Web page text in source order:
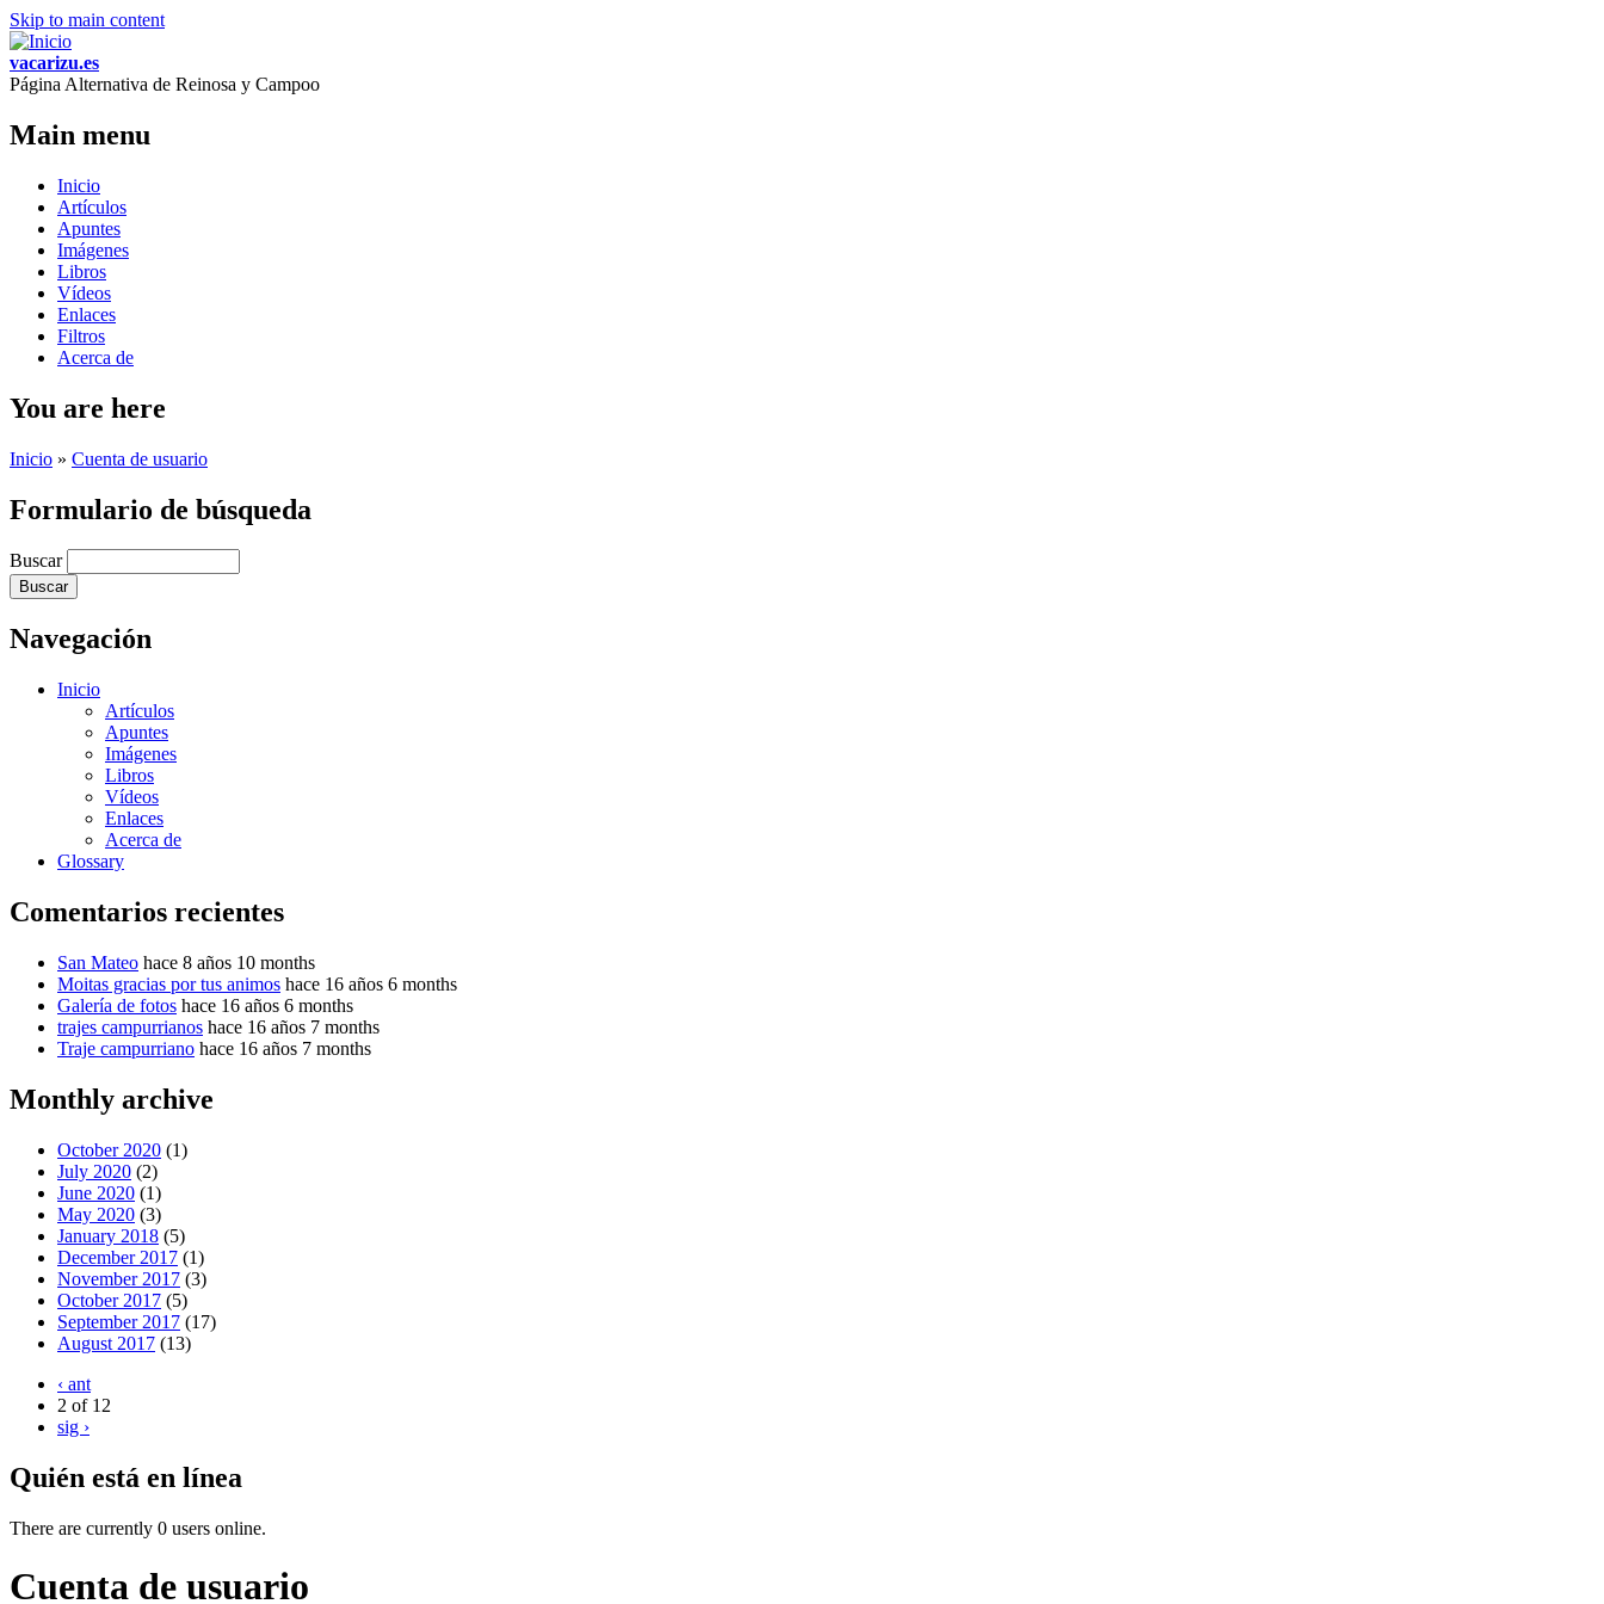
Skip to main content
vacarizu.es
Página Alternativa de Reinosa y Campoo
Main menu
Inicio
Artículos
Apuntes
Imágenes
Libros
Vídeos
Enlaces
Filtros
Acerca de
You are here
Inicio » Cuenta de usuario
Formulario de búsqueda
Buscar
Navegación
Inicio
Artículos
Apuntes
Imágenes
Libros
Vídeos
Enlaces
Acerca de
Glossary
Comentarios recientes
San Mateo hace 8 años 10 months
Moitas gracias por tus animos hace 16 años 6 months
Galería de fotos hace 16 años 6 months
trajes campurrianos hace 16 años 7 months
Traje campurriano hace 16 años 7 months
Monthly archive
October 2020 (1)
July 2020 (2)
June 2020 (1)
May 2020 (3)
January 2018 (5)
December 2017 (1)
November 2017 (3)
October 2017 (5)
September 2017 (17)
August 2017 (13)
‹ ant
2 of 12
sig ›
Quién está en línea
There are currently 0 users online.
Cuenta de usuario